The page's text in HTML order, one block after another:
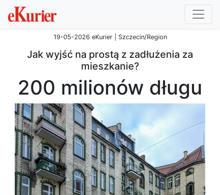
19-05-2026 eKurier | Szczecin/Region
Jak wyjść na prostą z zadłużenia za
mieszkanie?
200 milionów długu